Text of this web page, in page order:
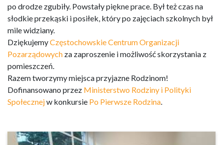
po drodze zgubiły. Powstały piękne prace. Był też czas na
słodkie przekąski i posiłek, który po zajęciach szkolnych był
mile widziany.
DziękujemyCzęstochowskie Centrum Organizacji
Pozarządowych za zaproszenie i możliwość skorzystania z
pomieszczeń.
Razem tworzymy miejsca przyjazne Rodzinom!
Dofinansowano przez Ministerstwo Rodziny i Polityki
Społecznejw konkursie Po Pierwsze Rodzina.